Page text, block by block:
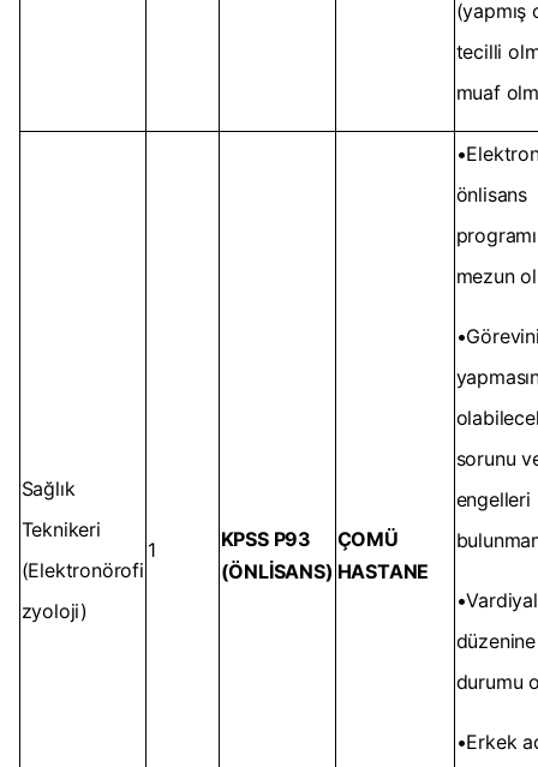
(yapmış
tecilli
muaf
Sağlık
Teknikeri
(Elektronörofi
zyoloji)
1
KPSS P93
(ÖNLİSANS)
ÇOMÜ
HASTANE
önlisans
mezun
sorunu
engelleri
durumu
•Erkek